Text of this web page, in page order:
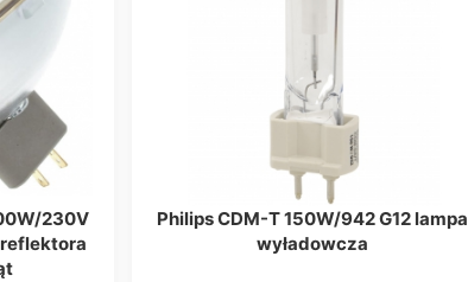
230V
Philips CDM-T 150W/942 G12 lampa
wyładowcza